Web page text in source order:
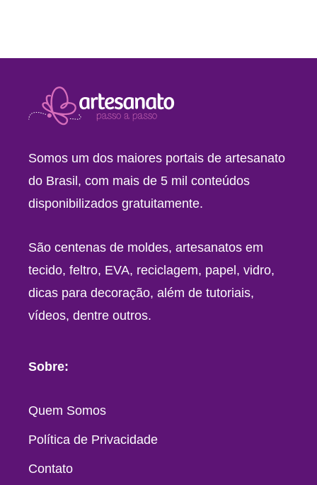
Somos um dos maiores portais de artesanato
do Brasil, com mais de 5 mil conteúdos
disponibilizados gratuitamente.
São centenas de moldes, artesanatos em
tecido, feltro, EVA, reciclagem, papel, vidro,
dicas para decoração, além de tutoriais,
vídeos, dentre outros.
Sobre:
Quem Somos
Política de Privacidade
Contato